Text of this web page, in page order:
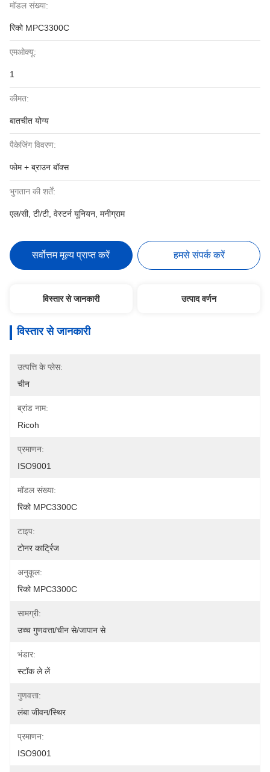
मॉडल संख्या:
रिको MPC3300C
एमओक्यू:
1
कीमत:
बातचीत योग्य
पैकेजिंग विवरण:
फोम + ब्राउन बॉक्स
भुगतान की शर्तें:
एल/सी, टी/टी, वेस्टर्न यूनियन, मनीग्राम
सर्वोत्तम मूल्य प्राप्त करें हमसे संपर्क करें
विस्तार से जानकारी उत्पाद वर्णन
विस्तार से जानकारी
उत्पत्ति के प्लेस:
चीन
ब्रांड नाम:
Ricoh
प्रमाणन:
ISO9001
मॉडल संख्या:
रिको MPC3300C
टाइप:
टोनर कार्ट्रिज
अनुकूल:
रिको MPC3300C
सामग्री:
उच्च गुणवत्ता/चीन से/जापान से
भंडार:
स्टॉक ले लें
गुणवत्ता:
लंबा जीवन/स्थिर
प्रमाणन:
ISO9001